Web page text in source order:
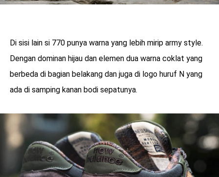
Di sisi lain si 770 punya warna yang lebih mirip army style.
Dengan dominan hijau dan elemen dua warna coklat yang
berbeda di bagian belakang dan juga di logo huruf N yang
ada di samping kanan bodi sepatunya.